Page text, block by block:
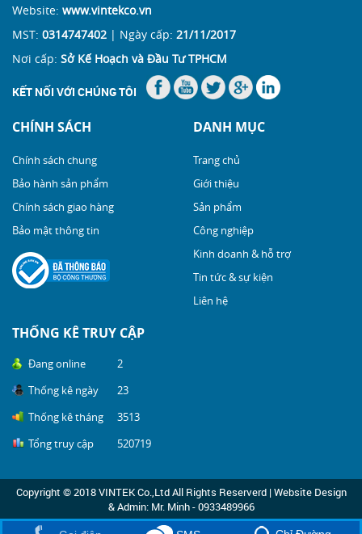
Website: www.vintekco.vn
MST: 0314747402 | Ngày cấp: 21/11/2017
Nơi cấp: Sở Kế Hoạch và Đầu Tư TPHCM
KẾT NỐI VỚI CHÚNG TÔI
CHÍNH SÁCH
Chính sách chung
Bảo hành sản phẩm
Chính sách giao hàng
Bảo mật thông tin
DANH MỤC
Trang chủ
Giới thiệu
Sản phẩm
Công nghiệp
Kinh doanh & hỗ trợ
Tin tức & sự kiện
Liên hệ
THỐNG KÊ TRUY CẬP
Đang online
2
Thống kê ngày
23
Thống kê tháng
3513
Tổng truy cập
520719
Copyright © 2018 VINTEK Co.,Ltd All Rights Reserverd | Website Design
& Admin: Mr. Minh - 0933489966